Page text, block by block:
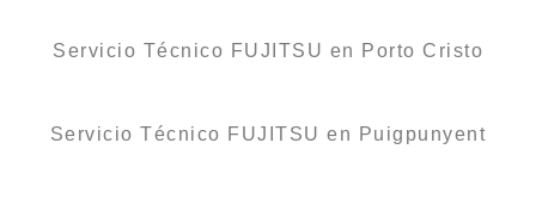
Servicio Técnico FUJITSU en Porto Cristo
Servicio Técnico FUJITSU en Puigpunyent